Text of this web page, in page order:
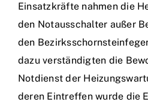
Einsatzkräfte nahmen die
den Notausschalter außer
den
dazu verständigten die
Notdienst der
deren Eintreffen wurde die